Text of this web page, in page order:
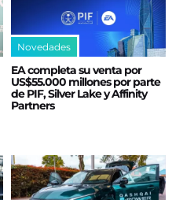
Novedades
EA completa su venta por
US$55.000 millones por parte
de PIF, Silver Lake y Affinity
Partners